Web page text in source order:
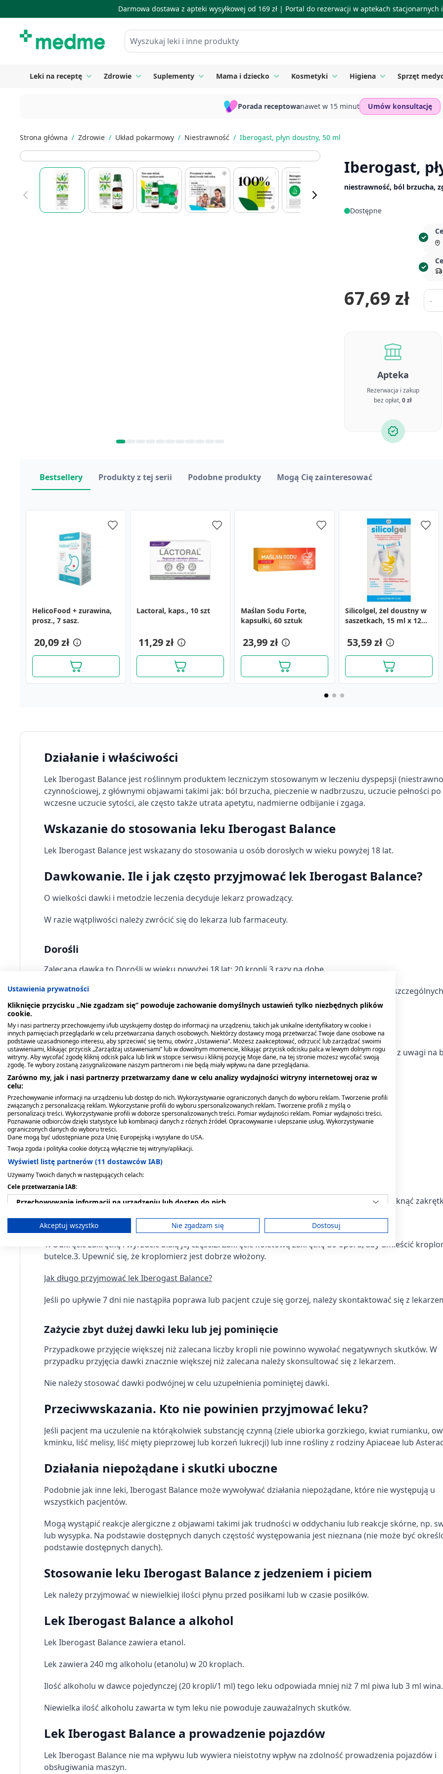
Darmowa dostawa z apteki wysyłkowej od 169 zł | Portal do rezerwacji w aptekach stacjonarnych
Wyszukaj leki i inne produkty
Leki na receptę Toggle submenu for Leki na receptę
Zdrowie Toggle submenu for Zdrowie
Suplementy Toggle submenu for Suplementy
Mama i dziecko Toggle submenu for Mama i dziecko
Kosmetyki Toggle submenu for Kosmetyki
Higiena Toggle submenu
Sprzęt
Porada receptowanawet w 15 minut Umów konsultację
Strona główna / Zdrowie / Układ pokarmowy / Niestrawność / Iberogast, płyn doustny, 50 ml
Iberogast,
niestrawność, ból brzucha,
Dostępne
67,69 zł -
Ilość
Apteka
Rezerwacja i zakup
bez opłat,0 zł
HelicoFood + zurawina,
prosz., 7 sasz.
20,09 zł
Lactoral, kaps., 10 szt
11,29 zł
Maślan Sodu Forte,
kapsułki, 60 sztuk
23,99 zł
Silicolgel, żel doustny w
saszetkach, 15 ml x 12
53,59 zł
Bestsellery Produkty z tej serii Podobne produkty Mogą Cię zainteresować
20 ml
34,89 zł
100 ml
104,69 zł
doustne, 20 ml
34,89 zł
doustne,100 ml
104,69 zł
Iberogast, płyn doustny,
20 ml
34,89 zł
Iberogast, płyn doustny,
104,69 zł
Nasiona kozieradki,
kapsułki, 30 szt.
Organic Gymnea,
ProbiotiX+ Maślan Sodu
Forte, kaps., 15 szt
ProbiotiX+ Maślan Sodu
Forte, kaps., 60 szt
Działanie i właściwości
Lek Iberogast Balance jest roślinnym produktem leczniczym stosowanym w leczeniu dyspepsji
czynnościowej, z głównymi objawami takimi jak: ból brzucha, pieczenie w nadbrzuszu, uczucie pełności po
wczesne uczucie sytości, ale często także utrata apetytu, nadmierne odbijanie i zgaga.
Wskazanie do stosowania leku Iberogast Balance
Lek Iberogast Balance jest wskazany do stosowania u osób dorosłych w wieku powyżej 18 lat.
Dawkowanie. Ile i jak często przyjmować lek Iberogast Balance?
O wielkości dawki i metodzie leczenia decyduje lekarz prowadzący.
W razie wątpliwości należy zwrócić się do lekarza lub farmaceuty.
Dorośli
Zalecana dawka to Dorośli w wieku powyżej 18 lat: 20 kropli 3 razy na dobę.
Pacjenci z zaburzeniami czynności nerek lub wątroby: Brak wystarczających danych na temat
dotyczących dawkowania w przypadku zaburzeń czynności nerek lub wątroby.
Dzieci
Nie określono zastosowania leku Iberogast Balance u dzieci i młodzieży w wieku poniżej 18 lat z uwagi na
odpowiednich danych.
Sposób podania i czas trwania leczenia
Lek należy przyjmować w niewielkiej ilości płynu przed posiłkami lub w czasie posiłków.
Podanie doustne.
Wstrząsnąć przed użyciem!
Podczas dozowania trzymać butelkę z kroplomierzem pod kątem 45°. Po użyciu szczelnie zamknąć
Instrukcja dotycząca pierwszego użycia kroplomierza
1. Odkręcić zakrętkę i wyrzucić białą jej część.2. Zakręcić fioletową zakrętkę do oporu, aby umieścić
butelce.3. Upewnić się, że kroplomierz jest dobrze włożony.
Jak długo przyjmować lek Iberogast Balance?
Jeśli po upływie 7 dni nie nastąpiła poprawa lub pacjent czuje się gorzej, należy skontaktować się z
Zażycie zbyt dużej dawki leku lub jej pominięcie
Przypadkowe przyjęcie większej niż zalecana liczby kropli nie powinno wywołać negatywnych skutków. W
przypadku przyjęcia dawki znacznie większej niż zalecana należy skonsultować się z lekarzem.
Nie należy stosować dawki podwójnej w celu uzupełnienia pominiętej dawki.
Przeciwwskazania. Kto nie powinien przyjmować leku?
Jeśli pacjent ma uczulenie na którąkolwiek substancję czynną (ziele ubiorka gorzkiego, kwiat rumianku,
kminku, liść melisy, liść mięty pieprzowej lub korzeń lukrecji) lub inne rośliny z rodziny Apiaceae lub
Działania niepożądane i skutki uboczne
Podobnie jak inne leki, Iberogast Balance może wywoływać działania niepożądane, które nie występują u
wszystkich pacjentów.
Mogą wystąpić reakcje alergiczne z objawami takimi jak trudności w oddychaniu lub reakcje skórne, np.
lub wysypka. Na podstawie dostępnych danych częstość występowania jest nieznana (nie może być
podstawie dostępnych danych).
Stosowanie leku Iberogast Balance z jedzeniem i piciem
Lek należy przyjmować w niewielkiej ilości płynu przed posiłkami lub w czasie posiłków.
Lek Iberogast Balance a alkohol
Lek Iberogast Balance zawiera etanol.
Lek zawiera 240 mg alkoholu (etanolu) w 20 kroplach.
Ilość alkoholu w dawce pojedynczej (20 kropli/1 ml) tego leku odpowiada mniej niż 7 ml piwa lub 3 ml wina.
Niewielka ilość alkoholu zawarta w tym leku nie powoduje zauważalnych skutków.
Lek Iberogast Balance a prowadzenie pojazdów
Lek Iberogast Balance nie ma wpływu lub wywiera nieistotny wpływ na zdolność prowadzenia pojazdów i
obsługiwania maszyn.
Ustawienia prywatności
Kliknięcie przycisku „Nie zgadzam się” powoduje zachowanie domyślnych ustawień tylko niezbędnych plików
cookie.
My i nasi partnerzy przechowujemy i/lub uzyskujemy dostęp do informacji na urządzeniu, takich jak unikalne identyfikatory w cookie i
innych pamięciach przeglądarki w celu przetwarzania danych osobowych. Niektórzy dostawcy mogą przetwarzać Twoje dane osobowe na
podstawie uzasadnionego interesu, aby sprzeciwić się temu, otwórz „Ustawienia”. Możesz zaakceptować, odrzucić lub zarządzać swoimi
ustawieniami, klikając przycisk „Zarządzaj ustawieniami” lub w dowolnym momencie, klikając przycisk odcisku palca w lewym dolnym rogu
witryny. Aby wycofać zgodę kliknij odcisk palca lub link w stopce serwisu i kliknij pozycję Moje dane, na tej stronie możesz wycofać swoją
zgodę. Te wybory zostaną zasygnalizowane naszym partnerom i nie będą miały wpływu na dane przeglądania.
Zarówno my, jak i nasi partnerzy przetwarzamy dane w celu analizy wydajności witryny internetowej oraz w
celu:
Przechowywanie informacji na urządzeniu lub dostęp do nich. Wykorzystywanie ograniczonych danych do wyboru reklam. Tworzenie profili
związanych z personalizacją reklam. Wykorzystanie profili do wyboru spersonalizowanych reklam. Tworzenie profili z myślą o
personalizacji treści. Wykorzystywanie profili w doborze spersonalizowanych treści. Pomiar wydajności reklam. Pomiar wydajności treści.
Poznawanie odbiorców dzięki statystyce lub kombinacji danych z różnych źródeł. Opracowywanie i ulepszanie usług. Wykorzystywanie
ograniczonych danych do wyboru treści.
Dane mogą być udostępniane poza Unię Europejską i wysyłane do USA.
Twoja zgoda i polityka cookie dotyczą wyłącznie tej witryny/aplikacji.
Wyświetl listę partnerów (11 dostawców IAB)
Używamy Twoich danych w następujących celach:
Cele przetwarzania IAB:
Przechowywanie informacji na urządzeniu lub dostęp do nich
Wykorzystywanie ograniczonych danych do wyboru reklam
Wykorzystanie profili do wyboru spersonalizowanych reklam
Tworzenie profili w celu personalizacji treści
Wykorzystywanie profili w celu doboru spersonalizowanych treści
Pomiar efektywności reklam
Pomiar efektywności treści
Rozumienie odbiorców dzięki statystyce lub kombinacji danych z różnych źródeł
Rozwój i ulepszanie usług
Wykorzystywanie ograniczonych danych do wyboru treści
Użycie dokładnych danych geolokalizacyjnych
Cele przetwarzania inne niż IAB:
Niezbędne
Wydajność (Performance)
Reklama / śledzenie
Akceptuj wszystko Nie zgadzam się Dostosuj